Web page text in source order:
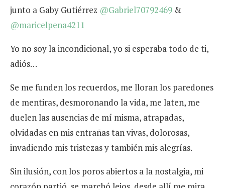
junto a Gaby Gutiérrez @Gabriel70792469 &
@maricelpena4211
Yo no soy la incondicional, yo si esperaba todo de ti,
adiós…
Se me funden los recuerdos, me lloran los paredones
de mentiras, desmoronando la vida, me laten, me
duelen las ausencias de mí misma, atrapadas,
olvidadas en mis entrañas tan vivas, dolorosas,
invadiendo mis tristezas y también mis alegrías.
Sin ilusión, con los poros abiertos a la nostalgia, mi